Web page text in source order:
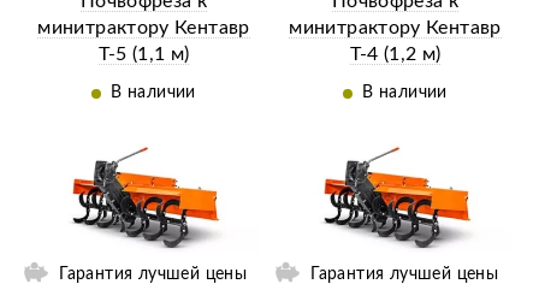
минитрактору Кентавр
Т-5 (1,1 м)
В наличии
Гарантия лучшей цены
минитрактору Кентавр
Т-4 (1,2 м)
В наличии
Ещё 10 фотографий
Гарантия лучшей цены